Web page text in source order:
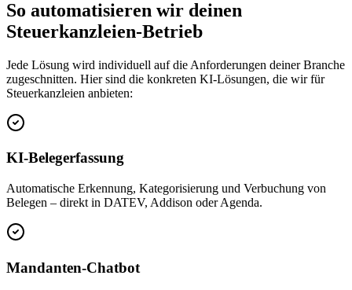
So automatisieren wir deinen
Steuerkanzleien-Betrieb
Jede Lösung wird individuell auf die Anforderungen deiner Branche
zugeschnitten. Hier sind die konkreten KI-Lösungen, die wir für
Steuerkanzleien anbieten:
KI-Belegerfassung
Automatische Erkennung, Kategorisierung und Verbuchung von
Belegen – direkt in DATEV, Addison oder Agenda.
Mandanten-Chatbot